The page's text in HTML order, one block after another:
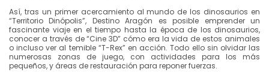
Así, tras un primer acercamiento al mundo de los dinosaurios en
“Territorio Dinópolis”, Destino Aragón es posible emprender un
fascinante viaje en el tiempo hasta la época de los dinosaurios,
conocer a través de “Cine 3D” cómo era la vida de estos animales
o incluso ver al temible “T-Rex” en acción. Todo ello sin olvidar las
numerosas zonas de juego, con actividades para los más
pequeños, y áreas de restauración para reponer fuerzas.